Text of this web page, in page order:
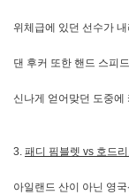
위체급에 있던 선수가
댄 후커 또한 핸드 스피
신나게 얻어맞던 도중에
3. 패디 핌블렛 vs 호드
아일랜드 산이 아닌 영